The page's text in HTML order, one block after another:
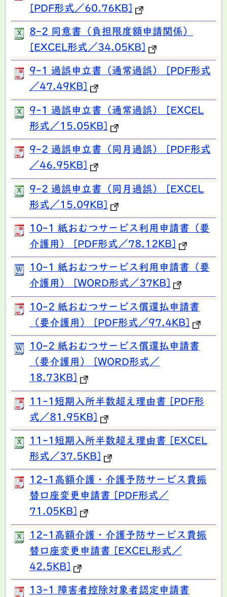
[PDF形式／60.76KB]
8-2 同意書（負担限度額申請関係）
[EXCEL形式／34.05KB]
9-1 過誤申立書（通常過誤） [PDF形式
／47.49KB]
9-1 過誤申立書（通常過誤） [EXCEL
形式／15.05KB]
9-2 過誤申立書（同月過誤） [PDF形式
／46.95KB]
9-2 過誤申立書（同月過誤） [EXCEL
形式／15.09KB]
10-1 紙おむつサービス利用申請書（要
介護用） [PDF形式／78.12KB]
10-1 紙おむつサービス利用申請書（要
介護用） [WORD形式／37KB]
10-2 紙おむつサービス償還払申請書
（要介護用） [PDF形式／97.4KB]
10-2 紙おむつサービス償還払申請書
（要介護用） [WORD形式／
18.73KB]
11-1短期入所半数超え理由書 [PDF形
式／81.95KB]
11-1短期入所半数超え理由書 [EXCEL
形式／37.5KB]
12-1高額介護・介護予防サービス費振
替口座変更申請書 [PDF形式／
71.05KB]
12-1高額介護・介護予防サービス費振
替口座変更申請書 [EXCEL形式／
42.5KB]
13-1 障害者控除対象者認定申請書